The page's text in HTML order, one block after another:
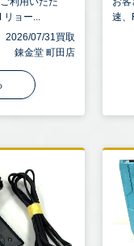
リョー...
2026/07/31買取
錬金堂 町田店
速、